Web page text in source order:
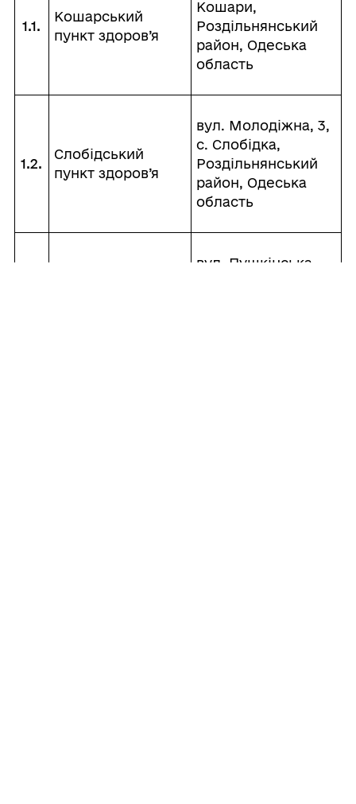
1.1.
Кошарський
пункт здоров’я
Кошари,
Роздільнянський
район, Одеська
область
1.2.
Слобідський
пункт здоров’я
вул. Молодіжна, 3,
с. Слобідка,
Роздільнянський
район, Одеська
область
вул. Пушкінська,